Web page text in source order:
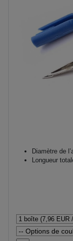
Diamètre de
Longueur